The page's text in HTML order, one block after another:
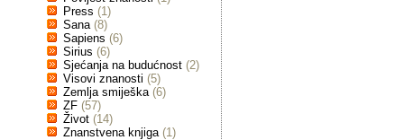
Press (1)
Sana (8)
Sapiens (6)
Sirius (6)
Sjećanja na budućnost (2)
Visovi znanosti (5)
Zemlja smiješka (6)
ZF (57)
Život (14)
Znanstvena knjiga (1)